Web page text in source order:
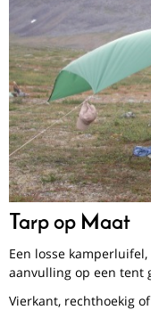
Tarp op Maat
Een losse
aanvulling op een tent
Vierkant, rechthoekig